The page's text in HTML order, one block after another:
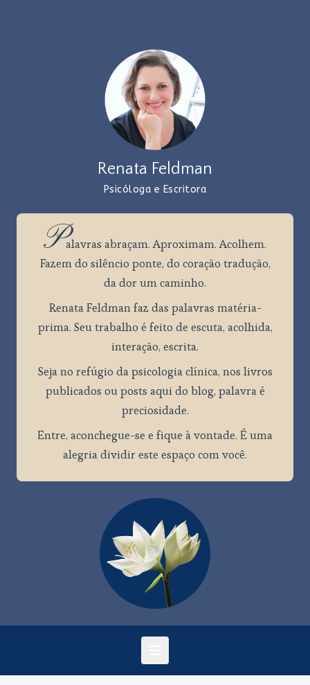
Renata Feldman
Psicóloga e Escritora
Palavras abraçam. Aproximam. Acolhem.
Fazem do silêncio ponte, do coração tradução,
da dor um caminho.
Renata Feldman faz das palavras matéria-
prima. Seu trabalho é feito de escuta, acolhida,
interação, escrita.
Seja no refúgio da psicologia clínica, nos livros
publicados ou posts aqui do blog, palavra é
preciosidade.
Entre, aconchegue-se e fique à vontade. É uma
alegria dividir este espaço com você.